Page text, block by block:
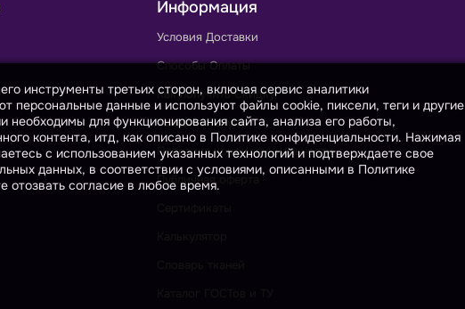
Информация
Условия Доставки
Способы Оплаты
Как получить Скидку
Условия Покупки
Политика конфиденциальности
Публичная оферта
инструменты третьих сторон, включая сервис аналитики
персональные данные и используют файлы cookie, пиксели, теги и другие
необходимы для функционирования сайта, анализа его работы,
контента, итд, как описано в Политике конфиденциальности. Нажимая
с использованием указанных технологий и подтверждаете свое
данных, в соответствии с условиями, описанными в Политике
отозвать согласие в любое время.